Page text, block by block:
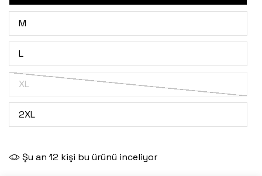
M
L
XL
2XL
Şu an 12 kişi bu ürünü inceliyor